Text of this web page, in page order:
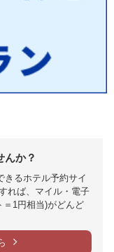
んか？
きるホテル予約サイ
れば、マイル・電子
＝1円相当)がどんど